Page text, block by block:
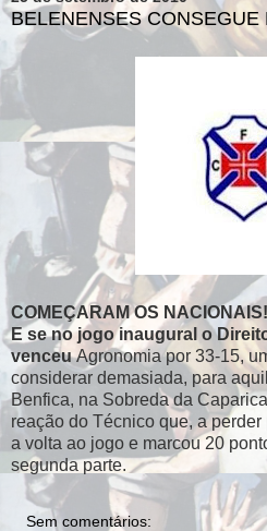
BELENENSES
COMEÇARAM OS
E se no jogo inaugural o
venceuAgronomia por 33-15,
considerar demasiada, para
Benfica, na Sobreda da
reação do Técnico que, a
a volta ao jogo e marcou 20
segunda parte.
Sem comentários: